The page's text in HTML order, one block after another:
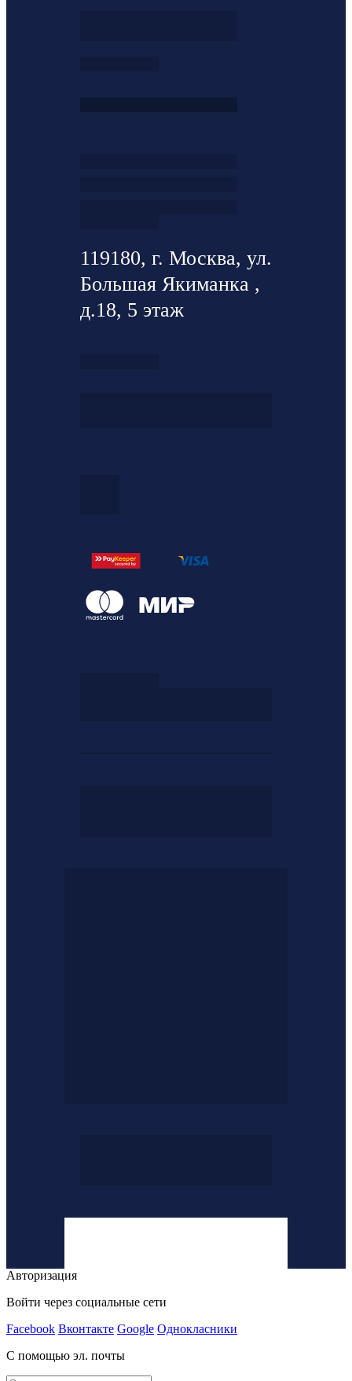
119180, г. Москва, ул.
Большая Якиманка ,
д.18, 5 этаж
Авторизация
Войти через социальные сети
Facebook Вконтакте Google Однокласники
С помощью эл. почты